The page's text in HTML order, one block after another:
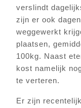
verslindt
zijn er ook
weggewerkt
plaatsen,
100kg. Naast
kost namelijk
te verteren.
Er zijn